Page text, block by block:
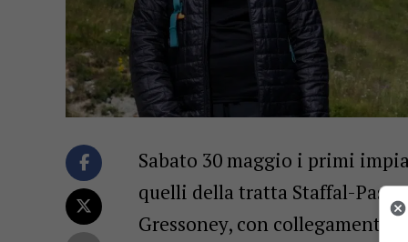
Sabato 30 maggio i primi
quelli della tratta Staffal-
Gressoney, con collegamenti